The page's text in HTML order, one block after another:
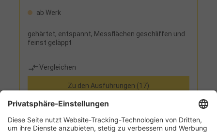
ab Werk
gehärtet, entspannt, Messflächen geschliffen und
feinst geläppt
Vergleichen
Zu den Ausführungen (17)